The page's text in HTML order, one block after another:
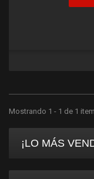
Mostrando 1 - 1 de 1 item
¡LO MÁS